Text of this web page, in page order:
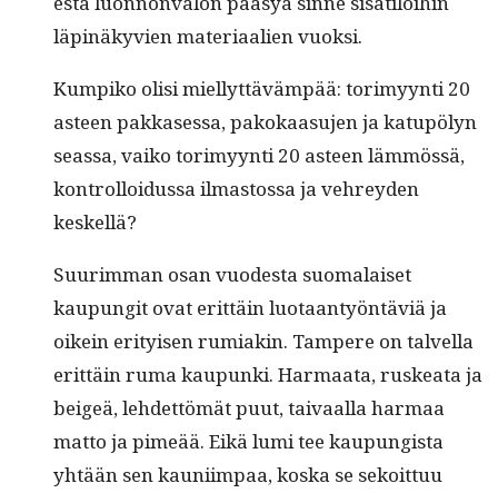
läpinäkyvien mate­ri­aalien vuoksi.
Kumpiko olisi miel­lyt­täväm­pää: torimyyn­ti 20
asteen pakkases­sa, pakokaa­su­jen ja katupö­lyn
seassa, vaiko torimyyn­ti 20 asteen läm­mössä,
kon­trol­loidus­sa ilmas­tossa ja vehrey­den
keskellä?
Suurim­man osan vuodes­ta suo­ma­laiset
kaupun­git ovat erit­täin luo­taan­työn­täviä ja
oikein eri­tyisen rumi­akin. Tam­pere on talvel­la
erit­täin ruma kaupun­ki. Har­maa­ta, ruskea­ta ja
beigeä, lehdet­tömät puut, taivaal­la har­maa
mat­to ja pimeää. Eikä lumi tee kaupungista
yhtään sen kau­ni­im­paa, kos­ka se sekoit­tuu